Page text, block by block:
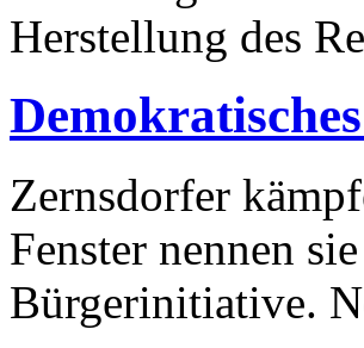
Herstellung des
Zernsdorfer
Fenster nennen
Bürgerinitiative.